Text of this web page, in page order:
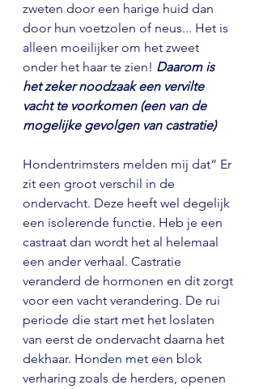
zweten door een harige huid dan
door hun voetzolen of neus... Het is
alleen moeilijker om het zweet
onder het haar te zien! Daarom is
het zeker noodzaak een vervilte
vacht te voorkomen (een van de
mogelijke gevolgen van castratie)
Hondentrimsters melden mij dat“ Er
zit een groot verschil in de
ondervacht. Deze heeft wel degelijk
een isolerende functie. Heb je een
castraat dan wordt het al helemaal
een ander verhaal. Castratie
veranderd de hormonen en dit zorgt
voor een vacht verandering. De rui
periode die start met het loslaten
van eerst de ondervacht daarna het
dekhaar. Honden met een blok
verharing zoals de herders, openen